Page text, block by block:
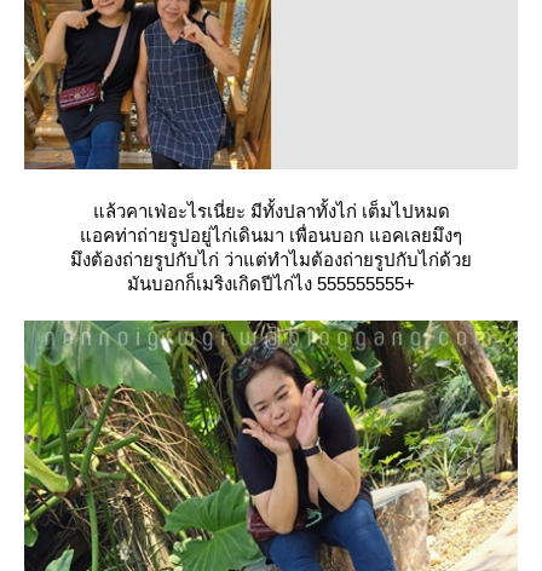
ล้วคาเฟ่อะไรเนี่ยะ มีทั้งปลาทั้งไก่ เต็มไปหมด
อคท่าถ่ายรูปอยู่ไก่เดินมา เพื่อนบอก แอคเลยมึงๆ
มึงต้องถ่ายรูปกับไก่ ว่าแต่ทำไมต้องถ่ายรูปกับไก่ด้ว
มันบอกก็เมริงเกิดปีไก่ไง 555555555+